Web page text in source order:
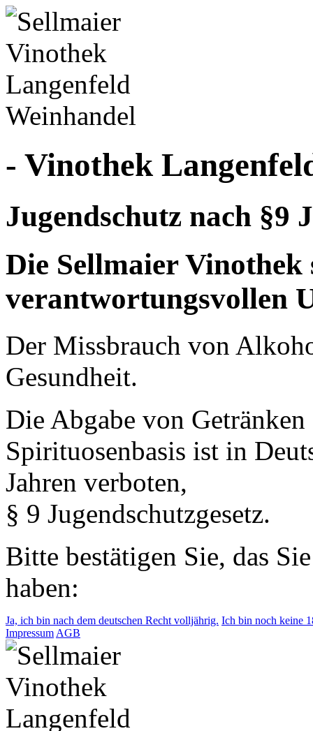
- Vinothek
Jugendschutz nach §9
Die Sellmaier Vinothek
verantwortungsvollen
Der Missbrauch von
Gesundheit.
Die Abgabe von
Spirituosenbasis ist in
Jahren verboten,
§ 9 Jugendschutzgesetz.
Bitte bestätigen Sie, das
haben:
Ja, ich bin nach dem deutschen Recht volljährig. Ich bin noch keine
Impressum AGB